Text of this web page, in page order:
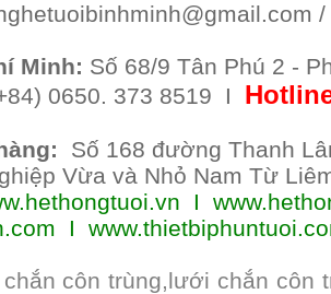
/
Minh: Số 68/9 Tân Phú 2 -
0650. 373 8519 I
Số 168 đường Thanh
Vừa và Nhỏ Nam Từ
I
I
côn trùng,lưới chắn côn